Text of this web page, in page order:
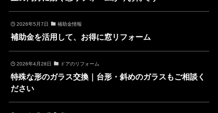
2026年5月7日 補助金情報
補助金を活用して、お得に窓リフォーム
2026年4月28日 ドアのリフォーム
特殊な形のガラス交換｜台形・斜めのガラスもご相談く
ださい